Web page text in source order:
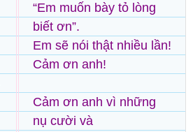
“Em muốn bày tỏ lòng
biết ơn”.
Em sẽ nói thật nhiều lần!
Cảm ơn anh!
Cảm ơn anh vì những
nụ cười và